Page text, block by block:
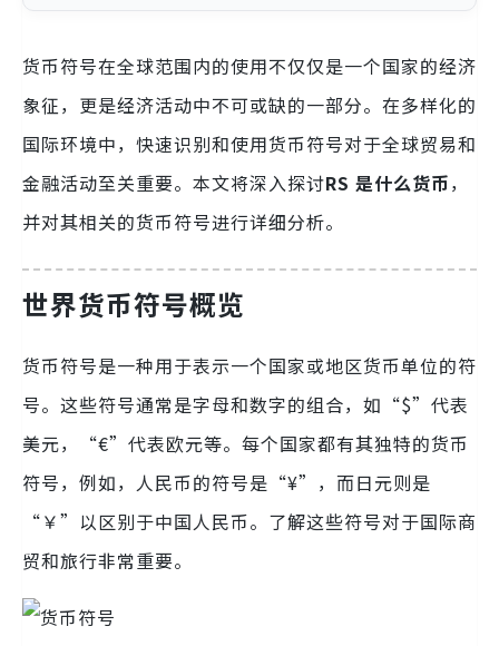
货币符号在全球范围内的使用不仅仅是一个国家的经济
象征，更是经济活动中不可或缺的一部分。在多样化的
国际环境中，快速识别和使用货币符号对于全球贸易和
金融活动至关重要。本文将深入探讨RS 是什么货币，
并对其相关的货币符号进行详细分析。
世界货币符号概览
货币符号是一种用于表示一个国家或地区货币单位的符
号。这些符号通常是字母和数字的组合，如“$”代表
美元，“€”代表欧元等。每个国家都有其独特的货币
符号，例如，人民币的符号是“¥”，而日元则是
“￥”以区别于中国人民币。了解这些符号对于国际商
贸和旅行非常重要。